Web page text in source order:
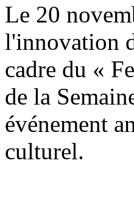
Le 20
l'innovation
cadre du «
de la
événement
culturel.